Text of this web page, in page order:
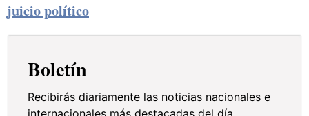
juicio político
Boletín
Recibirás diariamente las noticias nacionales e